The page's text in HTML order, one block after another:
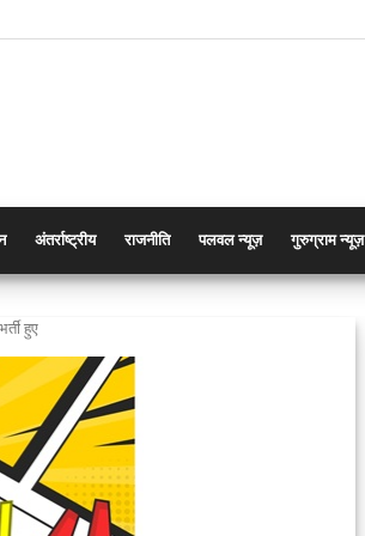
अंतर्राष्ट्रीय राजनीति पलवल न्यूज़ गुरुग्राम न्यूज़
हुए